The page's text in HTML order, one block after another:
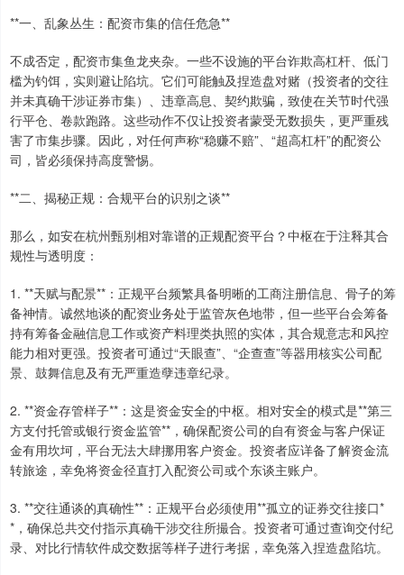
**一、乱象丛生：配资市集的信任危急**
不成否定，配资市集鱼龙夹杂。一些不设施的平台诈欺高杠杆、低门
槛为钓饵，实则避让陷坑。它们可能触及捏造盘对赌（投资者的交往
并未真确干涉证券市集）、违章高息、契约欺骗，致使在关节时代强
行平仓、卷款跑路。这些动作不仅让投资者蒙受无数损失，更严重残
害了市集步骤。因此，对任何声称“稳赚不赔”、“超高杠杆”的配资公
司，皆必须保持高度警惕。
**二、揭秘正规：合规平台的识别之谈**
那么，如安在杭州甄别相对靠谱的正规配资平台？中枢在于注释其合
规性与透明度：
1. **天赋与配景**：正规平台频繁具备明晰的工商注册信息、骨子的筹
备神情。诚然地谈的配资业务处于监管灰色地带，但一些平台会筹备
持有筹备金融信息工作或资产料理类执照的实体，其合规意志和风控
能力相对更强。投资者可通过“天眼查”、“企查查”等器用核实公司配
景、鼓舞信息及有无严重造孽违章纪录。
2. **资金存管样子**：这是资金安全的中枢。相对安全的模式是**第三
方支付托管或银行资金监管**，确保配资公司的自有资金与客户保证
金有用坎坷，平台无法大肆挪用客户资金。投资者应详备了解资金流
转旅途，幸免将资金径直打入配资公司或个东谈主账户。
3. **交往通谈的真确性**：正规平台必须使用**孤立的证券交往接口*
*，确保总共交付指示真确干涉交往所撮合。投资者可通过查询交付纪
录、对比行情软件成交数据等样子进行考据，幸免落入捏造盘陷坑。